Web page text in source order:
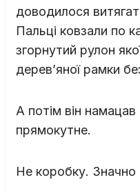
доводилося
Пальці ковзали по
згорнутий рулон
дерев’яної рамки
А потім він
прямокутне.
Не коробку.